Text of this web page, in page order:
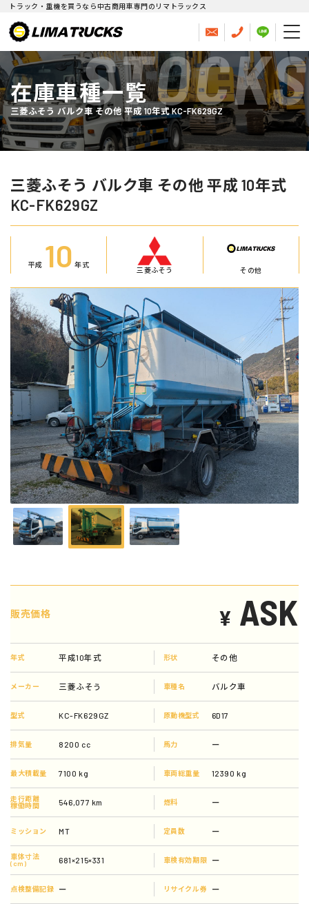
トラック・重機を買うなら中古商用車専門のリマトラックス
在庫車種一覧
三菱ふそう バルク車 その他 平成 10年式 KC-FK629GZ
STOCKS
三菱ふそう バルク車 その他 平成 10年式
KC-FK629GZ
平成 10 年式
三菱ふそう その他
販売価格 ¥ ASK
年式 平成10年式 形状 その他
メーカー 三菱ふそう 車種名 バルク車
型式 KC-FK629GZ 原動機型式 6D17
排気量 8200 cc 馬力 ー
最大積載量 7100 kg 車両総重量 12390 kg
走行距離
稼働時間
546,077 km 燃料 ー
ミッション MT 定員数 ー
車体寸法
(cm)
681×215×331 車検有効期限 ー
点検整備記録 ー リサイクル券 ー